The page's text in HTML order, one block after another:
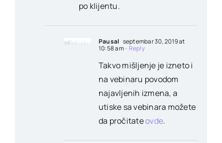
po klijentu.
Pausal septembar 30, 2019 at
10:58 am- Reply
Takvo mišljenje je izneto i
na vebinaru povodom
najavljenih izmena, a
utiske sa vebinara možete
da pročitateovde.